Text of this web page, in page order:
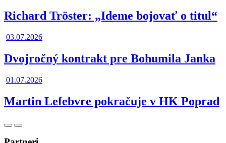
Richard Tröster: „Ideme bojovať o titul“
03.07.2026
Dvojročný kontrakt pre Bohumila Janka
01.07.2026
Martin Lefebvre pokračuje v HK Poprad
PosunúťPosunúť